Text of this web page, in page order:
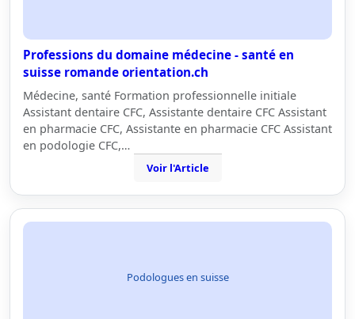
Professions du domaine médecine - santé en
suisse romande orientation.ch
Médecine, santé Formation professionnelle initiale
Assistant dentaire CFC, Assistante dentaire CFC Assistant
en pharmacie CFC, Assistante en pharmacie CFC Assistant
en podologie CFC,…
Voir l'Article
Podologues en suisse